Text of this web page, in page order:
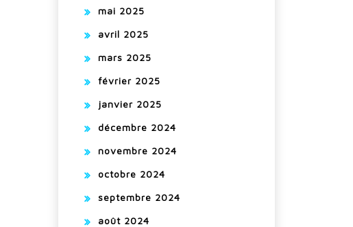
mai 2025
avril 2025
mars 2025
février 2025
janvier 2025
décembre 2024
novembre 2024
octobre 2024
septembre 2024
août 2024